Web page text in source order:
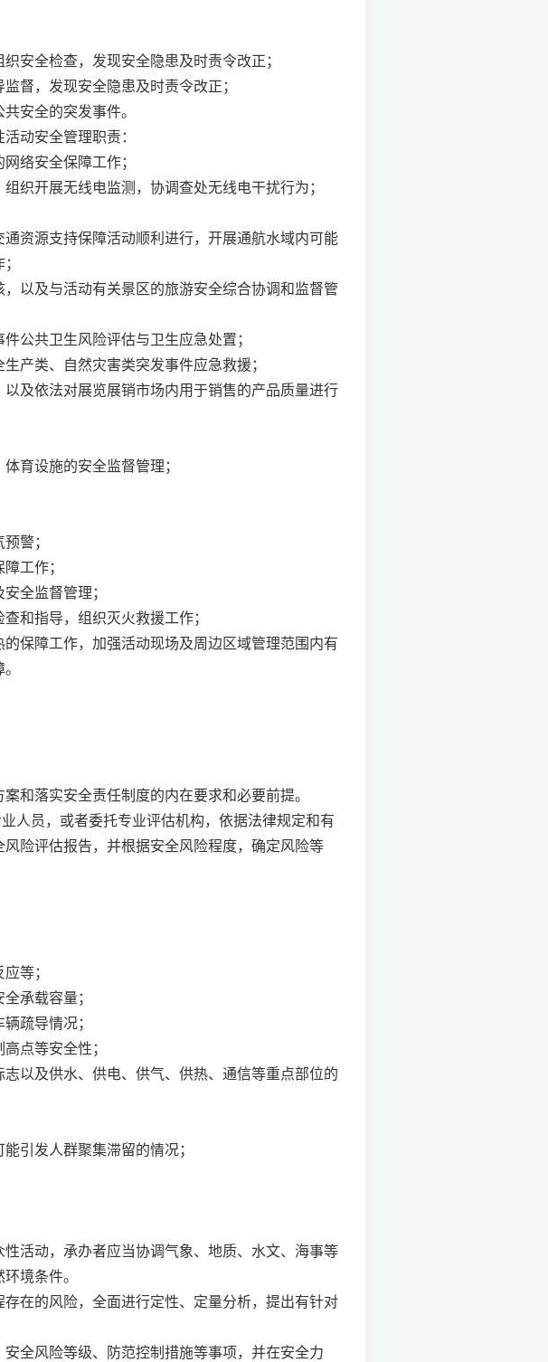
安全检查，发现安全隐患及时责令改正；
督，发现安全隐患及时责令改正；
安全的突发事件。
动安全管理职责：
络安全保障工作；
织开展无线电监测，协调查处无线电干扰行为；
资源支持保障活动顺利进行，开展通航水域内可能
以及与活动有关景区的旅游安全综合协调和监督管
公共卫生风险评估与卫生应急处置；
产类、自然灾害类突发事件应急救援；
及依法对展览展销市场内用于销售的产品质量进行
育设施的安全监督管理；
警；
工作；
全监督管理；
和指导，组织灭火救援工作；
保障工作，加强活动现场及周边区域管理范围内有
和落实安全责任制度的内在要求和必要前提。
人员，或者委托专业评估机构，依据法律规定和有
险评估报告，并根据安全风险程度，确定风险等
等；
承载容量；
疏导情况；
点等安全性；
以及供水、供电、供气、供热、通信等重点部位的
引发人群聚集滞留的情况；
活动，承办者应当协调气象、地质、水文、海事等
境条件。
在的风险，全面进行定性、定量分析，提出有针对
全风险等级、防范控制措施等事项，并在安全力